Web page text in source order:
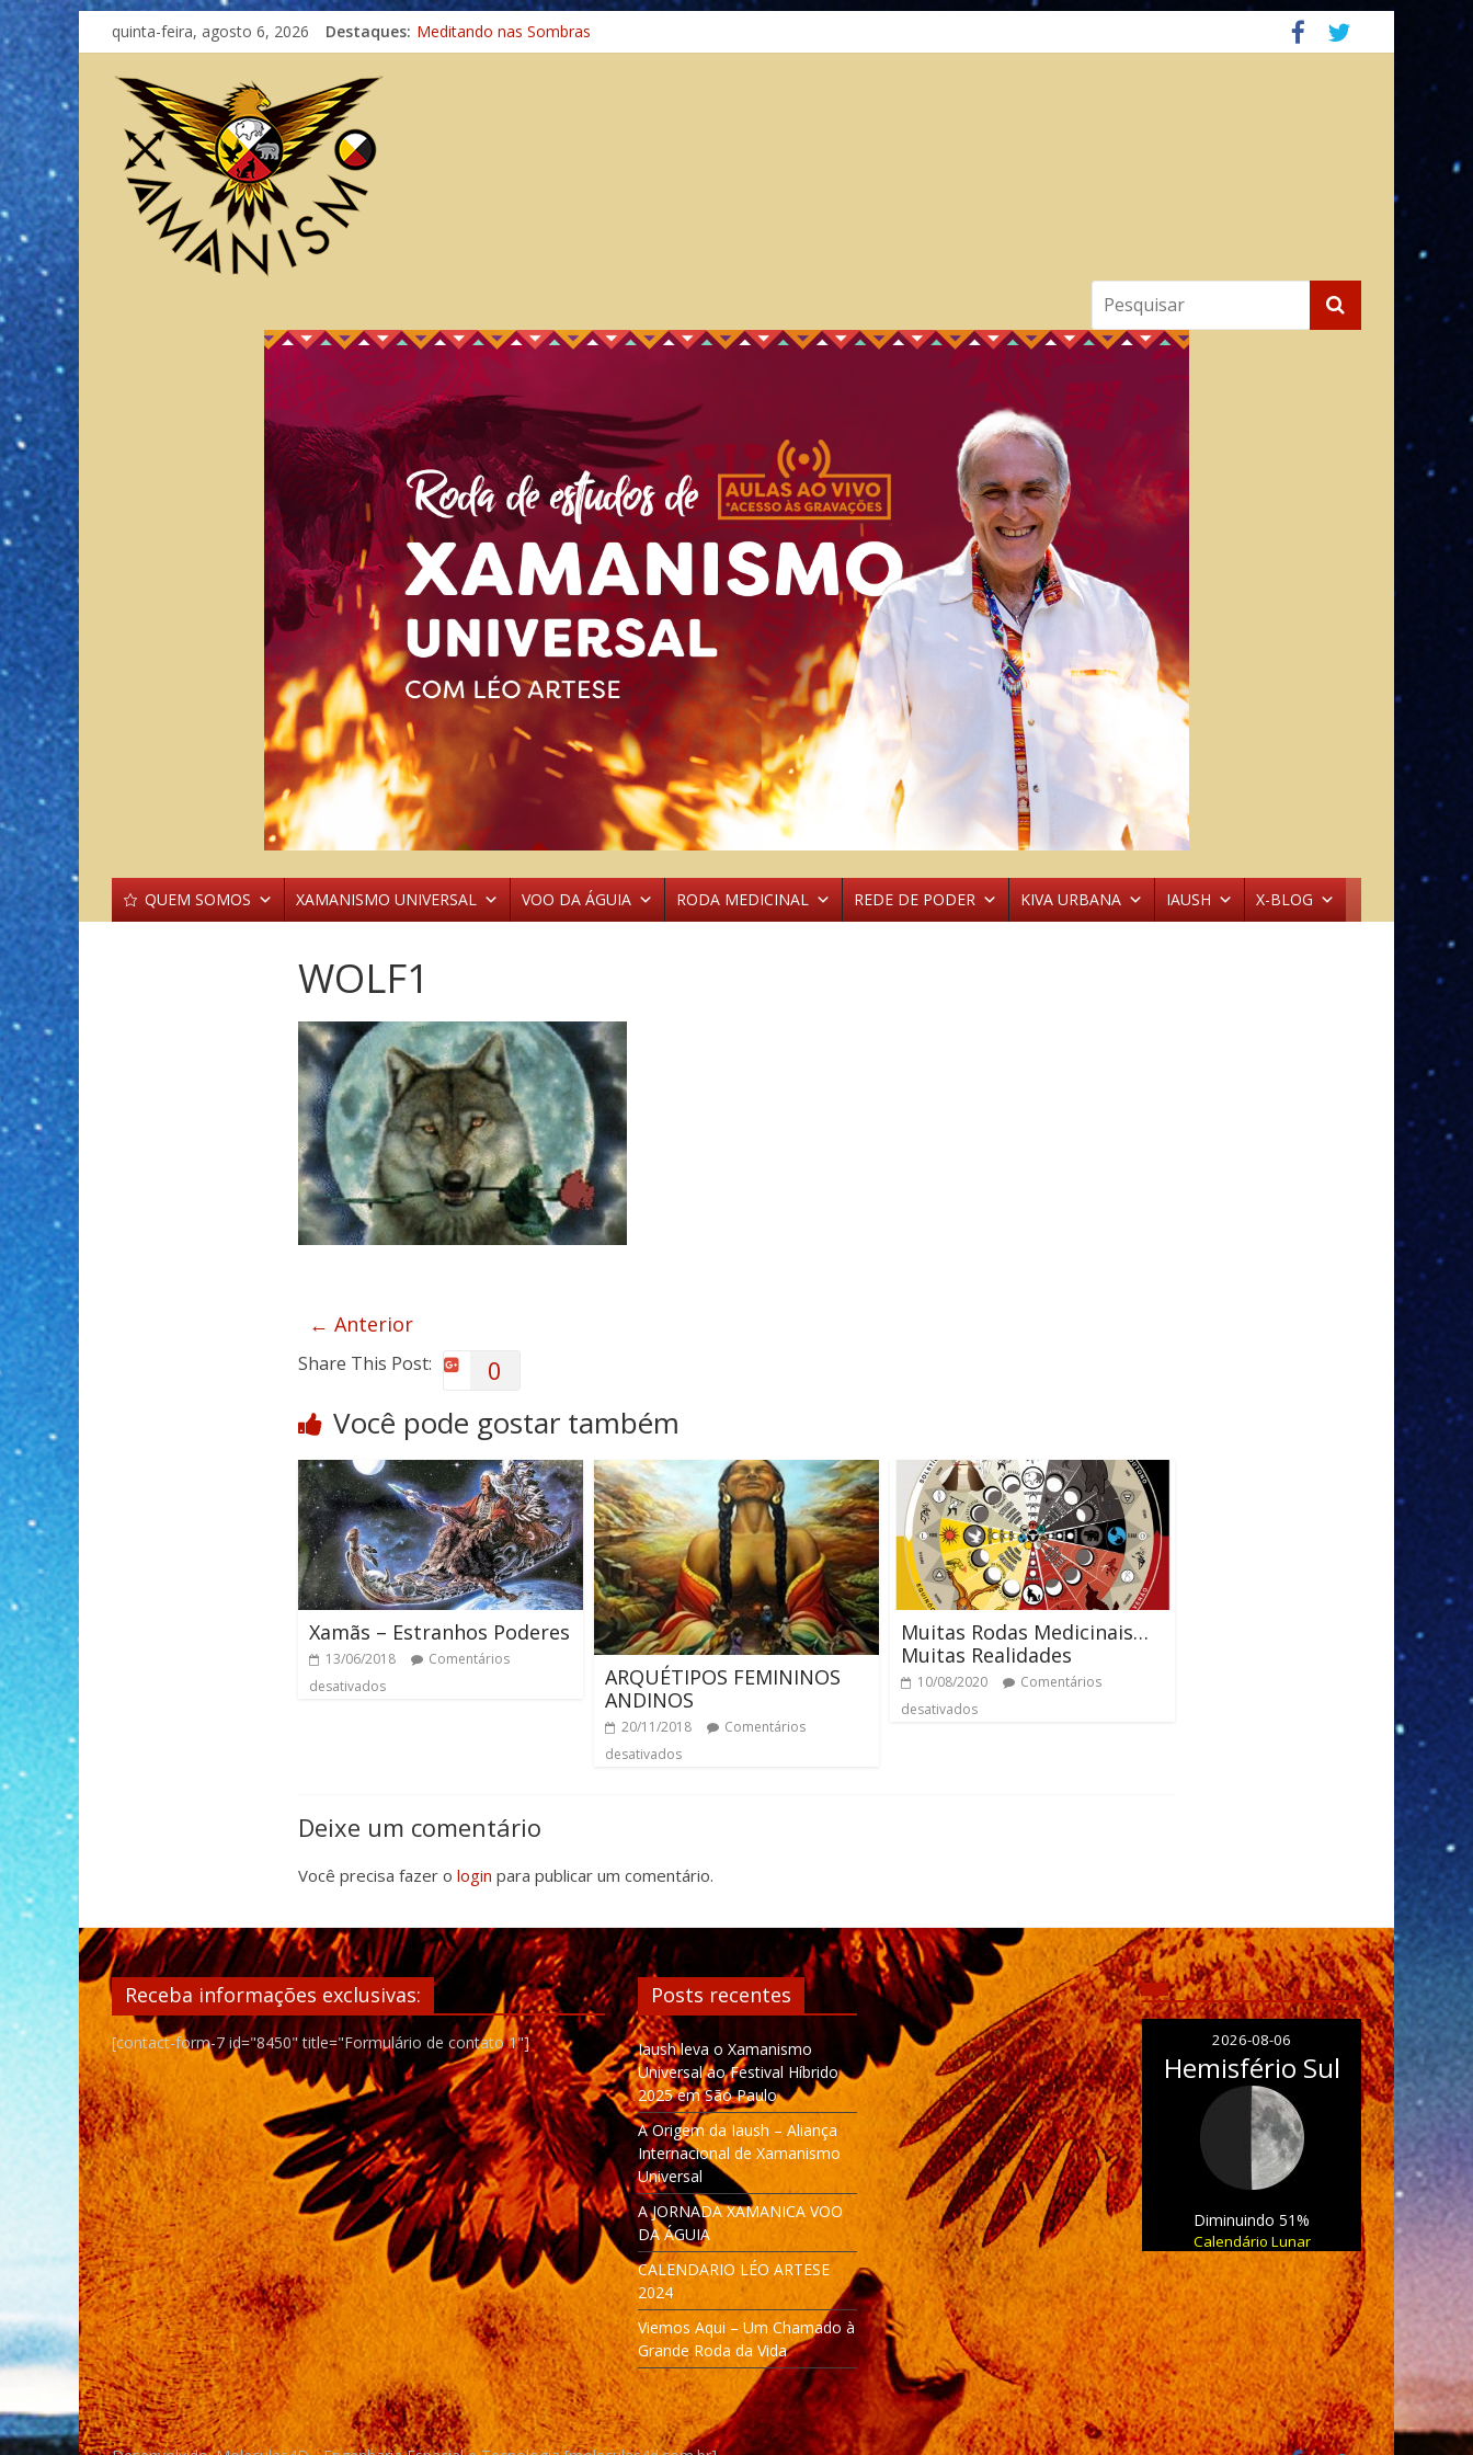
quinta-feira, agosto 6, 2026 Destaques: Meditando nas Sombras
Autosuficiência: A Jornada do Espírito Ancestral
QUEM SOMOS XAMANISMO UNIVERSAL VOO DA ÁGUIA RODA MEDICINAL REDE DE PODER KIVA URBANA IAUSH X-BLOG
WOLF1
← Anterior
Share This Post: 0
Você pode gostar também
Xamãs – Estranhos Poderes
13/06/2018
Comentários
desativados
ARQUÉTIPOS FEMININOS
ANDINOS
20/11/2018
Comentários
desativados
Muitas Rodas Medicinais…
Muitas Realidades
10/08/2020
Comentários
desativados
Deixe um comentário
Você precisa fazer o login para publicar um comentário.
Receba informações exclusivas:
[contact-form-7 id="8450" title="Formulário de contato 1"]
Posts recentes
Iaush leva o Xamanismo
Universal ao Festival Híbrido
2025 em São Paulo
A Origem da Iaush – Aliança
Internacional de Xamanismo
Universal
A JORNADA XAMANICA VOO
DA ÁGUIA
CALENDARIO LÉO ARTESE
2024
Viemos Aqui – Um Chamado à
Grande Roda da Vida
2026-08-06
Hemisfério Sul
Diminuindo 51%
Calendário Lunar